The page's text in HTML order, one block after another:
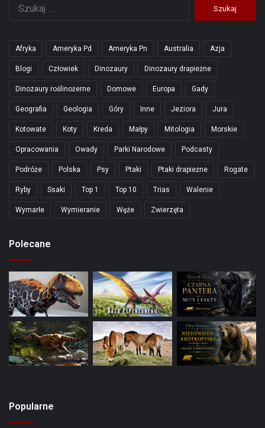
Afryka Ameryka Pd Ameryka Pn Australia Azja
Blogi Człowiek Dinozaury Dinozaury drapieżne
Dinozaury roślinożerne Domowe Europa Gady
Geografia Geologia Góry Inne Jeziora Jura
Kotowate Koty Kreda Małpy Mitologia Morskie
Opracowania Owady Parki Narodowe Podcasty
Podróże Polska Psy Ptaki Ptaki drapieżne Rogate
Ryby Ssaki Top 1 Top 10 Trias Walenie
Wymarłe Wymieranie Węże Zwierzęta
Polecane
Popularne